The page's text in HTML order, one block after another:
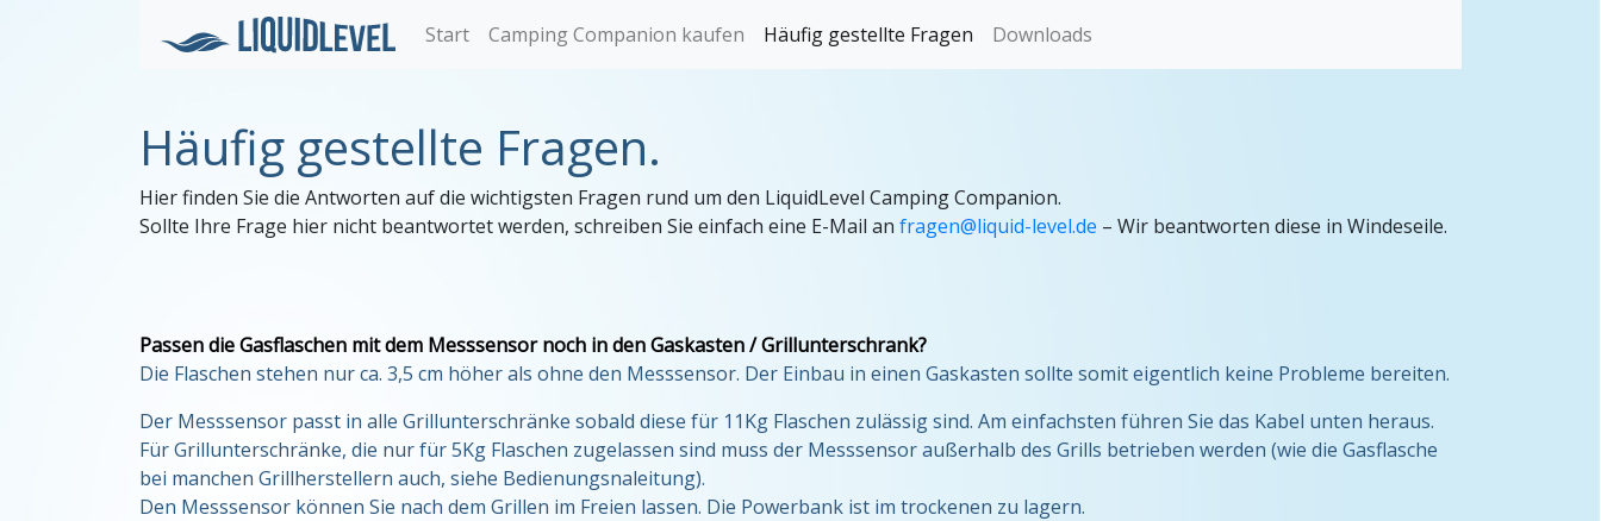
Start Camping Companion kaufen
Häufig gestellte Fragen
Downloads
Häufig gestellte Fragen.
Hier finden Sie die Antworten auf die wichtigsten Fragen rund um den LiquidLevel Camping Companion.
Sollte Ihre Frage hier nicht beantwortet werden, schreiben Sie einfach eine E-Mail an fragen@liquid-level.de – Wir beantworten diese in Windeseile.
Passen die Gasflaschen mit dem Messsensor noch in den Gaskasten / Grillunterschrank?
Die Flaschen stehen nur ca. 3,5 cm höher als ohne den Messsensor. Der Einbau in einen Gaskasten sollte somit eigentlich keine Probleme bereiten.
Der Messsensor passt in alle Grillunterschränke sobald diese für 11Kg Flaschen zulässig sind. Am einfachsten führen Sie das Kabel unten heraus.
Für Grillunterschränke, die nur für 5Kg Flaschen zugelassen sind muss der Messsensor außerhalb des Grills betrieben werden (wie die Gasflasche
bei manchen Grillherstellern auch, siehe Bedienungsnaleitung).
Den Messsensor können Sie nach dem Grillen im Freien lassen. Die Powerbank ist im trockenen zu lagern.